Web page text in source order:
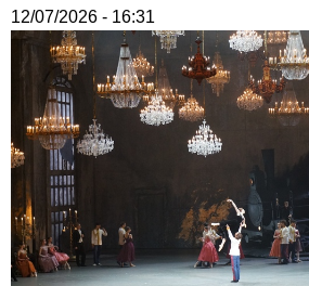
12/07/2026 - 16:31